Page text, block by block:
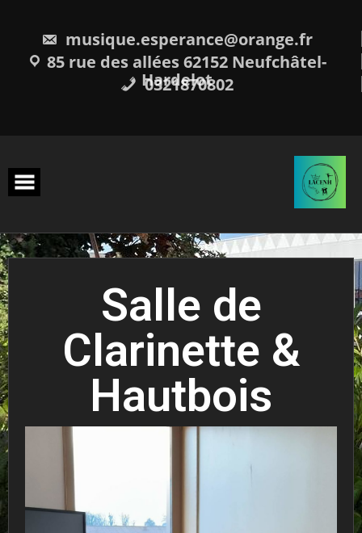
musique.esperance@orange.fr
85 rue des allées 62152 Neufchâtel-
Hardelot
0321870802
Salle de
Clarinette &
Hautbois